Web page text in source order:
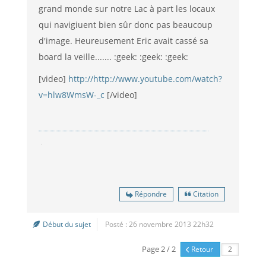
grand monde sur notre Lac à part les locaux
qui navigiuent bien sûr donc pas beaucoup
d'image. Heureusement Eric avait cassé sa
board la veille....... :geek: :geek: :geek:
[video] http://http://www.youtube.com/watch?
v=hlw8WmsW-_c [/video]
Répondre Citation
Début du sujet Posté : 26 novembre 2013 22h32
Page 2 / 2 Retour